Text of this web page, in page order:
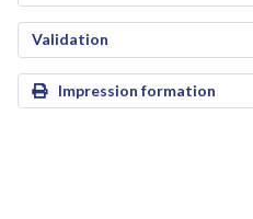
Validation
Impression formation